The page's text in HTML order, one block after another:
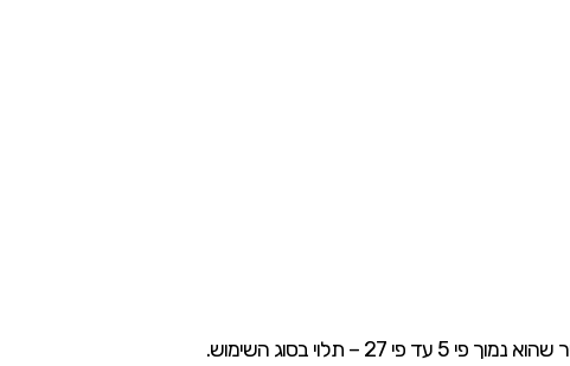
בשורה התחתונה, DeepSeek-R1 מציע את אותן היכולות המתקדמות של המודלים המובילים בשוק, אבל במחיר שהוא נמוך פי 5 עד פי 27 – תלוי בסוג השימוש.